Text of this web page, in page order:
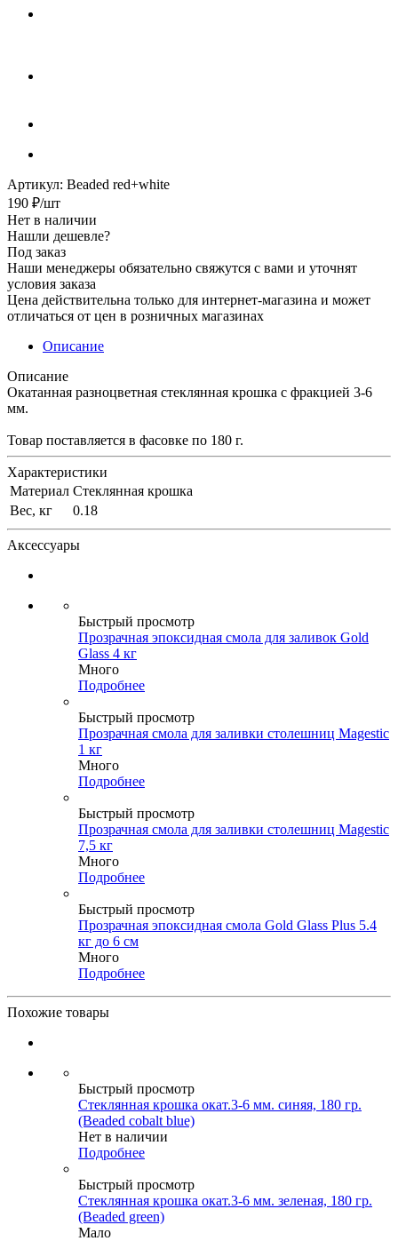
Артикул: Beaded red+white
190 ₽/шт
Нет в наличии
Нашли дешевле?
Под заказ
Наши менеджеры обязательно свяжутся с вами и уточнят
условия заказа
Цена действительна только для интернет-магазина и может
отличаться от цен в розничных магазинах
Описание
Описание
Окатанная разноцветная стеклянная крошка с фракцией 3-6
мм.
Товар поставляется в фасовке по 180 г.
Характеристики
Материал Стеклянная крошка
Вес, кг
0.18
Аксессуары
Быстрый просмотр
Прозрачная эпоксидная смола для заливок Gold
Glass 4 кг
Много
Подробнее
Быстрый просмотр
Прозрачная смола для заливки столешниц Magestic
1 кг
Много
Подробнее
Быстрый просмотр
Прозрачная смола для заливки столешниц Magestic
7,5 кг
Много
Подробнее
Быстрый просмотр
Прозрачная эпоксидная смола Gold Glass Plus 5.4
кг до 6 см
Много
Подробнее
Похожие товары
Быстрый просмотр
Стеклянная крошка окат.3-6 мм. синяя, 180 гр.
(Beaded cobalt blue)
Нет в наличии
Подробнее
Быстрый просмотр
Стеклянная крошка окат.3-6 мм. зеленая, 180 гр.
(Beaded green)
Мало